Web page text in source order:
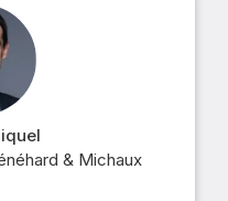
& Michaux